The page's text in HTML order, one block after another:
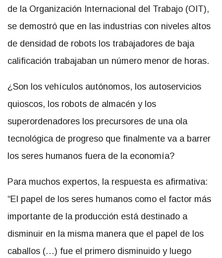
de la Organización Internacional del Trabajo (OIT),
se demostró que en las industrias con niveles altos
de densidad de robots los trabajadores de baja
calificación trabajaban un número menor de horas.
¿Son los vehículos autónomos, los autoservicios
quioscos, los robots de almacén y los
superordenadores los precursores de una ola
tecnológica de progreso que finalmente va a barrer
los seres humanos fuera de la economía?
Para muchos expertos, la respuesta es afirmativa:
“El papel de los seres humanos como el factor más
importante de la producción está destinado a
disminuir en la misma manera que el papel de los
caballos (…) fue el primero disminuido y luego